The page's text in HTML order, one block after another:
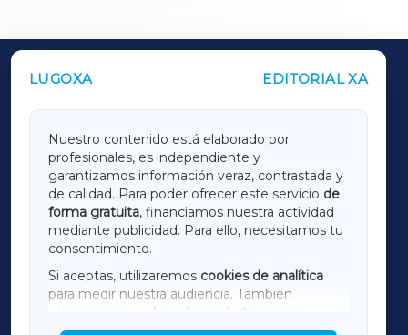
LUGOXA EDITORIAL XA
Nuestro contenido está elaborado por
profesionales, es independiente y
garantizamos información veraz, contrastada y
de calidad. Para poder ofrecer este servicio de
forma gratuita, financiamos nuestra actividad
mediante publicidad. Para ello, necesitamos tu
consentimiento.
Si aceptas, utilizaremos cookies de analítica
para medir nuestra audiencia. También
utilizaremos
cookies de marketing
mostrar publicidad de terceros.
OUTROS PERIÓDICOS
LUGOXA
TERRACHAXA
AMARIÑAXA